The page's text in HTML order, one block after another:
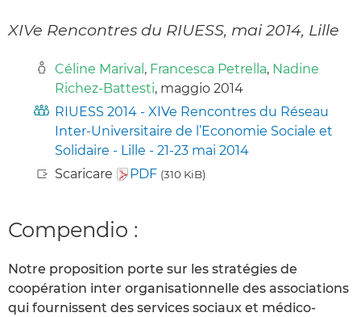
XIVe Rencontres du RIUESS, mai 2014, Lille
Céline Marival , Francesca Petrella, Nadine
Richez-Battesti, maggio 2014
RIUESS 2014 - XIVe Rencontres du Réseau
Inter-Universitaire de l’Economie Sociale et
Solidaire - Lille - 21-23 mai 2014
Scaricare
PDF (310 KiB)
Compendio :
Notre proposition porte sur les stratégies de
coopération inter organisationnelle des associations
qui fournissent des services sociaux et médico-